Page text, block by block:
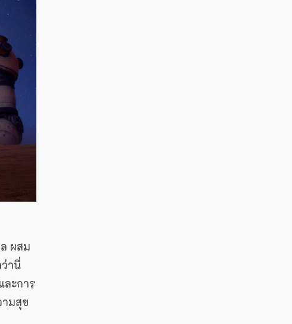
ผสม
านี่
ละการ
มสุข